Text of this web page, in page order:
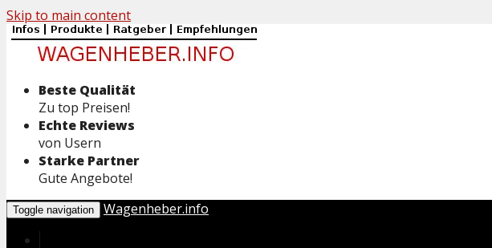
Skip to main content
Beste Qualität
Zu top Preisen!
Echte Reviews
von Usern
Starke Partner
Gute Angebote!
Toggle navigation Wagenheber.info